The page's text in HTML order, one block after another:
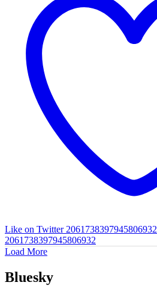
Like on Twitter 2061738397945806932
2061738397945806932
Load More
Bluesky